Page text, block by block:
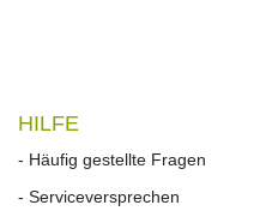
HILFE
- Häufig gestellte Fragen
- Serviceversprechen